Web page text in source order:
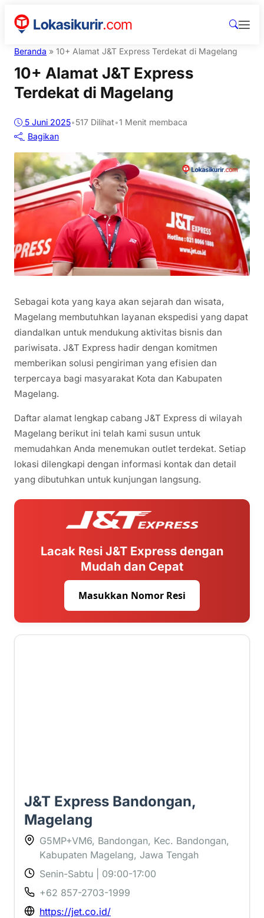
Beranda » 10+ Alamat J&T Express Terdekat di Magelang
10+ Alamat J&T Express
Terdekat di Magelang
5 Juni 2025•517 Dilihat•1 Menit membaca
Bagikan
Sebagai kota yang kaya akan sejarah dan wisata,
Magelang membutuhkan layanan ekspedisi yang dapat
diandalkan untuk mendukung aktivitas bisnis dan
pariwisata. J&T Express hadir dengan komitmen
memberikan solusi pengiriman yang efisien dan
terpercaya bagi masyarakat Kota dan Kabupaten
Magelang.
Daftar alamat lengkap cabang J&T Express di wilayah
Magelang berikut ini telah kami susun untuk
memudahkan Anda menemukan outlet terdekat. Setiap
lokasi dilengkapi dengan informasi kontak dan detail
yang dibutuhkan untuk kunjungan langsung.
Lacak Resi J&T Express dengan
Mudah dan Cepat
Masukkan Nomor Resi
J&T Express Bandongan,
Magelang
G5MP+VM6, Bandongan, Kec. Bandongan,
Kabupaten Magelang, Jawa Tengah
Senin-Sabtu | 09:00-17:00
+62 857-2703-1999
https://jet.co.id/